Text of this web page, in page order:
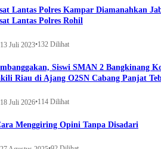
Lantas Polres Kampar Diamanahkan
Lantas Polres Rohil
13 Juli 2023•132 Dilihat
Siswi SMAN 2 Bangkinang
Riau di Ajang O2SN Cabang Panjat
18 Juli 2026•114 Dilihat
Menggiring Opini Tanpa Disadari